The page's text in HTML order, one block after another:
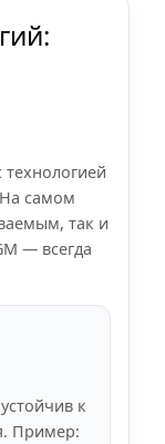
На самом
так и
— всегда
к
Пример: